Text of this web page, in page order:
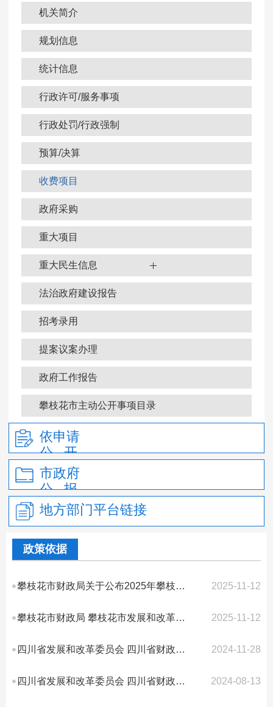
机关简介
规划信息
统计信息
行政许可/服务事项
行政处罚/行政强制
预算/决算
收费项目
政府采购
重大项目
重大民生信息
法治政府建设报告
招考录用
提案议案办理
政府工作报告
攀枝花市主动公开事项目录
政府信息公开年报
依申请
公 开
市政府
公 报
地方部门平台链接
政策依据
攀枝花市财政局关于公布2025年攀枝花市政府性基金目录清单的通知 2025-11-12
攀枝花市财政局 攀枝花市发展和改革委员会关于公布攀枝花市行政事业性收费等目... 2025-11-12
四川省发展和改革委员会 四川省财政厅关于我省药品、医疗器械产品注册收费标准... 2024-11-28
四川省发展和改革委员会 四川省财政厅关于继续执行我省公路路产损坏、占用赔（... 2024-08-13